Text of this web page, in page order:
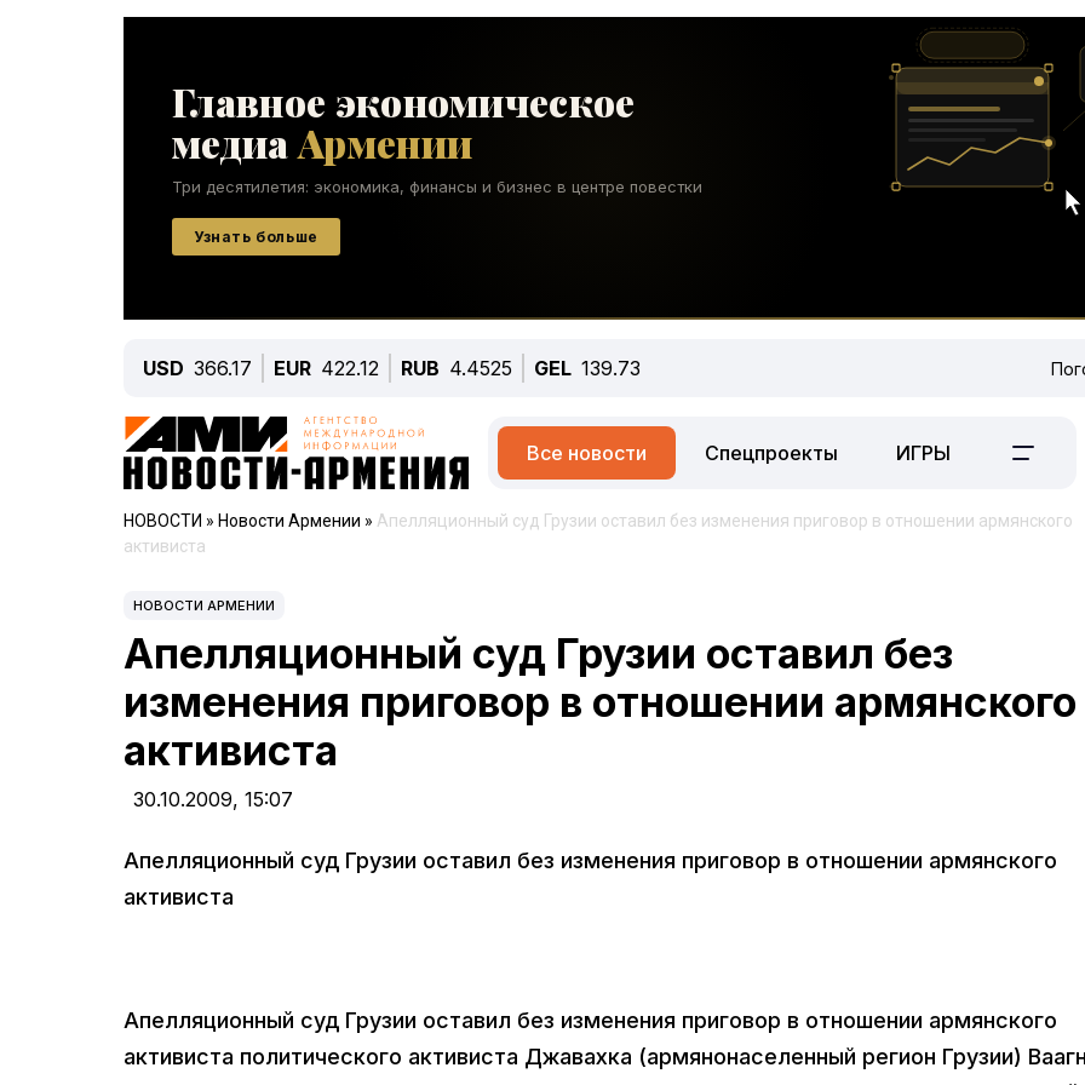
USD 366.17 EUR 422.12 RUB 4.4525 GEL 139.73
Все новости Спецпроекты ИГРЫ
НОВОСТИ » Новости Армении » Апелляционный суд Грузии оставил без изменения приговор в отношении армянского
активиста
НОВОСТИ АРМЕНИИ
Апелляционный суд Грузии оставил без
изменения приговор в отношении армянского
активиста
30.10.2009, 15:07
Апелляционный суд Грузии оставил без изменения приговор в отношении армянского
активиста
Апелляционный суд Грузии оставил без изменения приговор в отношении армянского
активиста политического активиста Джавахка (армянонаселенный регион Грузии)